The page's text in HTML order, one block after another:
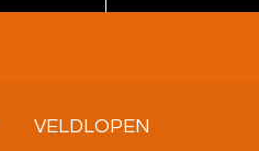
VELDLOPEN